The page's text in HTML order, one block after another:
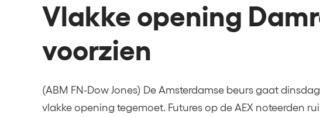
Vlakke opening
voorzien
(ABM FN-Dow Jones) De Amsterdamse beurs gaat
vlakke opening tegemoet. Futures op de AEX noteerden